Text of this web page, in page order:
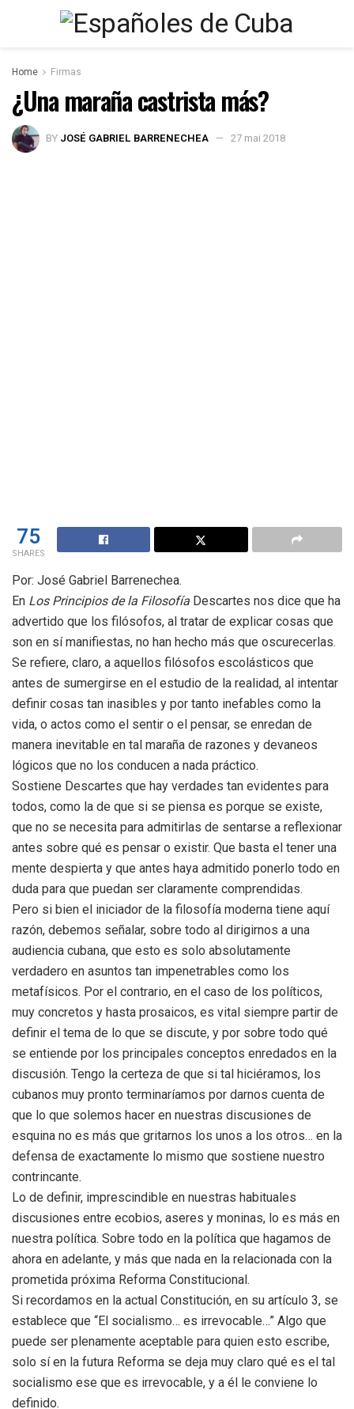
Home Firmas
¿Una maraña castrista más?
BY JOSÉ GABRIEL BARRENECHEA 27 mai 2018
75
SHARES
Por: José Gabriel Barrenechea.
En Los Principios de la Filosofía Descartes nos dice que ha
advertido que los filósofos, al tratar de explicar cosas que
son en sí manifiestas, no han hecho más que oscurecerlas.
Se refiere, claro, a aquellos filósofos escolásticos que
antes de sumergirse en el estudio de la realidad, al intentar
definir cosas tan inasibles y por tanto inefables como la
vida, o actos como el sentir o el pensar, se enredan de
manera inevitable en tal maraña de razones y devaneos
lógicos que no los conducen a nada práctico.
Sostiene Descartes que hay verdades tan evidentes para
todos, como la de que si se piensa es porque se existe,
que no se necesita para admitirlas de sentarse a reflexionar
antes sobre qué es pensar o existir. Que basta el tener una
mente despierta y que antes haya admitido ponerlo todo en
duda para que puedan ser claramente comprendidas.
Pero si bien el iniciador de la filosofía moderna tiene aquí
razón, debemos señalar, sobre todo al dirigirnos a una
audiencia cubana, que esto es solo absolutamente
verdadero en asuntos tan impenetrables como los
metafísicos. Por el contrario, en el caso de los políticos,
muy concretos y hasta prosaicos, es vital siempre partir de
definir el tema de lo que se discute, y por sobre todo qué
se entiende por los principales conceptos enredados en la
discusión. Tengo la certeza de que si tal hiciéramos, los
cubanos muy pronto terminaríamos por darnos cuenta de
que lo que solemos hacer en nuestras discusiones de
esquina no es más que gritarnos los unos a los otros… en la
defensa de exactamente lo mismo que sostiene nuestro
contrincante.
Lo de definir, imprescindible en nuestras habituales
discusiones entre ecobios, aseres y moninas, lo es más en
nuestra política. Sobre todo en la política que hagamos de
ahora en adelante, y más que nada en la relacionada con la
prometida próxima Reforma Constitucional.
Si recordamos en la actual Constitución, en su artículo 3, se
establece que “El socialismo… es irrevocable…” Algo que
puede ser plenamente aceptable para quien esto escribe,
solo sí en la futura Reforma se deja muy claro qué es el tal
socialismo ese que es irrevocable, y a él le conviene lo
definido.